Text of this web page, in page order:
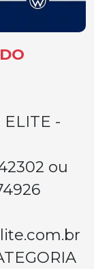
ELITE -
ou